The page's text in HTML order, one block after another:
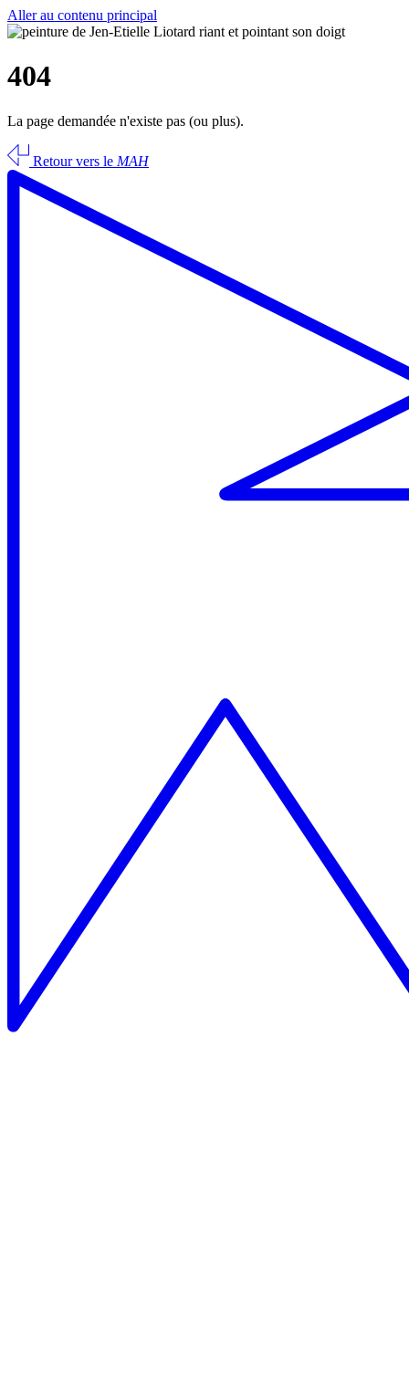
Aller au contenu principal
404
La page demandée n'existe pas (ou plus).
Retour vers le MAH